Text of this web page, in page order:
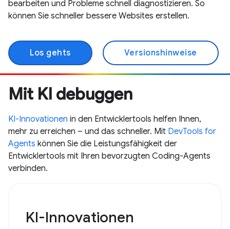
bearbeiten und Probleme schnell diagnostizieren. So
können Sie schneller bessere Websites erstellen.
Los gehts Versionshinweise
Mit KI debuggen
KI-Innovationen in den Entwicklertools helfen Ihnen,
mehr zu erreichen – und das schneller. Mit DevTools for
Agents können Sie die Leistungsfähigkeit der
Entwicklertools mit Ihren bevorzugten Coding-Agents
verbinden.
KI-Innovationen